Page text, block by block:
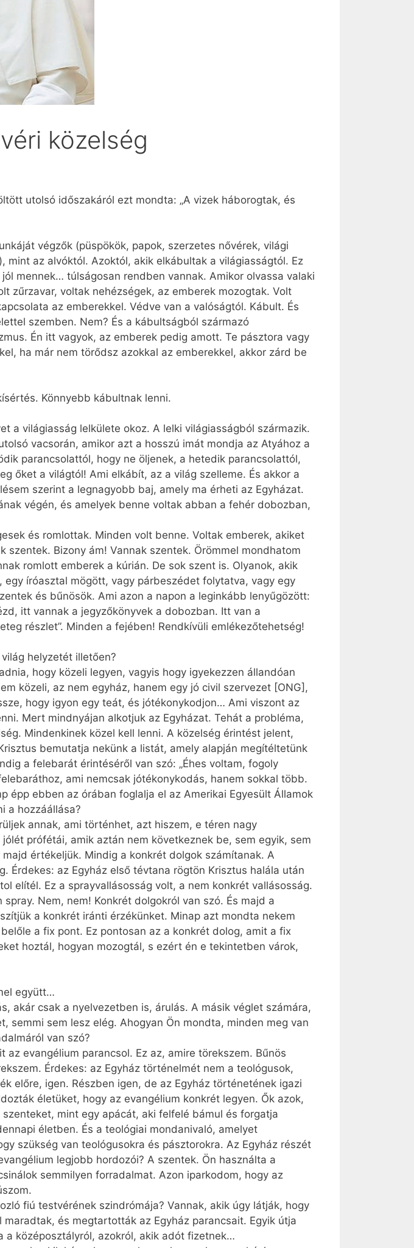
közelség
utolsó időszakáról ezt mondta: „A vizek háborogtak, és
végzők (püspökök, papok, szerzetes nővérek, világi
az alvóktól. Azoktól, akik elkábultak a világiasságtól. Ez
mennek… túlságosan rendben vannak. Amikor olvassa valaki
zűrzavar, voltak nehézségek, az emberek mozogtak. Volt
az emberekkel. Védve van a valóságtól. Kábult. És
szemben. Nem? És a kábultságból származó
Én itt vagyok, az emberek pedig amott. Te pásztora vagy
ha már nem törődsz azokkal az emberekkel, akkor zárd be
Könnyebb kábultnak lenni.
a világiasság lelkülete okoz. A lelki világiasságból származik.
vacsorán, amikor azt a hosszú imát mondja az Atyához a
parancsolattól, hogy ne öljenek, a hetedik parancsolattól,
őket a világtól! Ami elkábít, az a világ szelleme. És akkor a
szerint a legnagyobb baj, amely ma érheti az Egyházat.
végén, és amelyek benne voltak abban a fehér dobozban,
és romlottak. Minden volt benne. Voltak emberek, akiket
Bizony ám! Vannak szentek. Örömmel mondhatom
romlott emberek a kúrián. De sok szent is. Olyanok, akik
íróasztal mögött, vagy párbeszédet folytatva, vagy egy
és bűnösök. Ami azon a napon a leginkább lenyűgözött:
itt vannak a jegyzőkönyvek a dobozban. Itt van a
részlet”. Minden a fejében! Rendkívüli emlékezőtehetség!
helyzetét illetően?
hogy közeli legyen, vagyis hogy igyekezzen állandóan
közeli, az nem egyház, hanem egy jó civil szervezet [ONG],
hogy igyon egy teát, és jótékonykodjon… Ami viszont az
Mert mindnyájan alkotjuk az Egyházat. Tehát a probléma,
Mindenkinek közel kell lenni. A közelség érintést jelent,
bemutatja nekünk a listát, amely alapján megítéltetünk
a felebarát érintéséről van szó: „Éhes voltam, fogoly
ami nemcsak jótékonykodás, hanem sokkal több.
épp ebben az órában foglalja el az Amerikai Egyesült Államok
a hozzáállása?
annak, ami történhet, azt hiszem, e téren nagy
prófétái, amik aztán nem következnek be, sem egyik, sem
értékeljük. Mindig a konkrét dolgok számítanak. A
Érdekes: az Egyház első tévtana rögtön Krisztus halála után
elítél. Ez a sprayvallásosság volt, a nem konkrét vallásosság.
Nem, nem! Konkrét dolgokról van szó. És majd a
a konkrét iránti érzékünket. Minap azt mondta nekem
a fix pont. Ez pontosan az a konkrét dolog, amit a fix
hoztál, hogyan mozogtál, s ezért én e tekintetben várok,
együtt…
akár csak a nyelvezetben is, árulás. A másik véglet számára,
semmi sem lesz elég. Ahogyan Ön mondta, minden meg van
van szó?
evangélium parancsol. Ez az, amire törekszem. Bűnös
Érdekes: az Egyház történelmét nem a teológusok,
előre, igen. Részben igen, de az Egyház történetének igazi
életüket, hogy az evangélium konkrét legyen. Ők azok,
mint egy apácát, aki felfelé bámul és forgatja
életben. És a teológiai mondanivaló, amelyet
szükség van teológusokra és pásztorokra. Az Egyház részét
legjobb hordozói? A szentek. Ön használta a
semmilyen forradalmat. Azon iparkodom, hogy az
fiú testvérének szindrómája? Vannak, akik úgy látják, hogy
és megtartották az Egyház parancsait. Egyik útja
a középosztályról, azokról, akik adót fizetnek…